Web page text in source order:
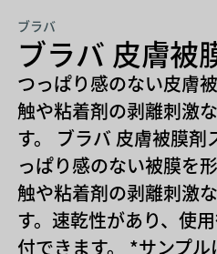
ブラバ
ブラバ 皮膚被
つっぱり感のない皮膚
触や粘着剤の剥離刺激
す。 ブラバ 皮膚被膜
っぱり感のない被膜を
触や粘着剤の剥離刺激
す。速乾性があり、使
付できます。 *サンプ